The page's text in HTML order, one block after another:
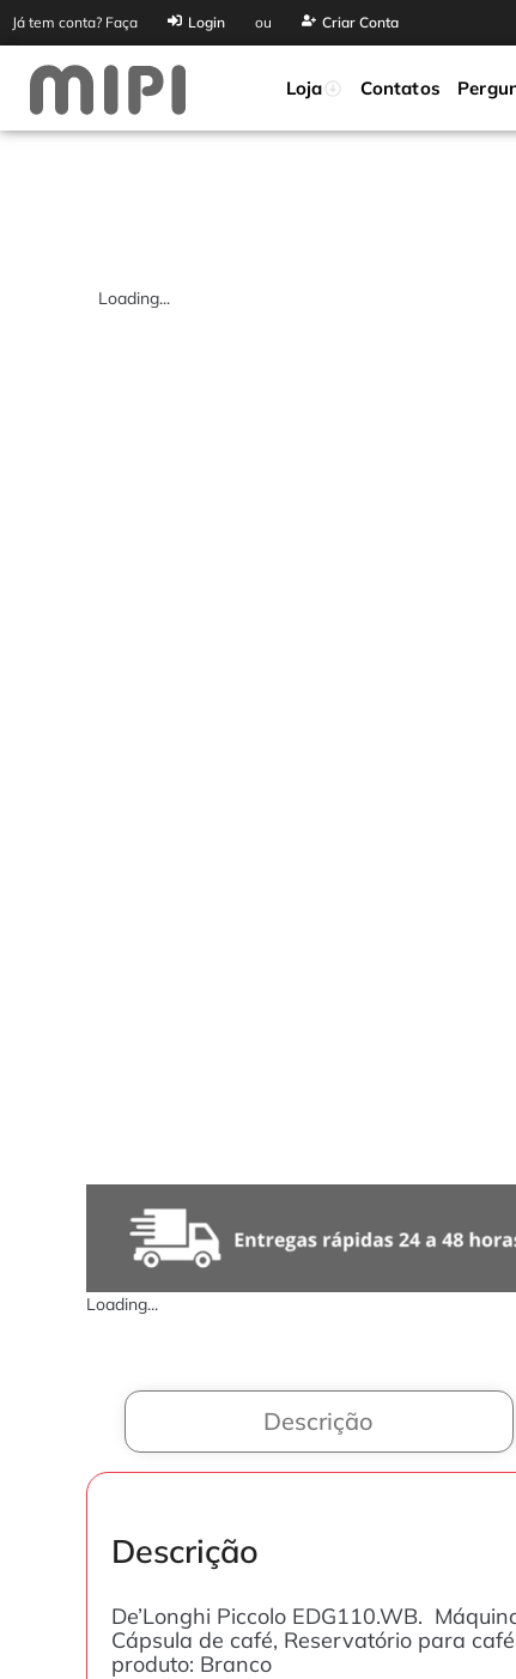
Já tem conta? Faça Login ou Criar Conta
Loja Contatos
Loading...
Loading...
Descrição
Descrição
De’Longhi Piccolo EDG110.WB.
Cápsula de café, Reservatório para
produto: Branco